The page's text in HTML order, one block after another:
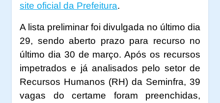
site oficial da Prefeitura.
A lista preliminar foi divulgada no último dia
29, sendo aberto prazo para recurso no
último dia 30 de março. Após os recursos
impetrados e já analisados pelo setor de
Recursos Humanos (RH) da Seminfra, 39
vagas do certame foram preenchidas,